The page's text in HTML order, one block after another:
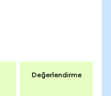
Değerlendirme